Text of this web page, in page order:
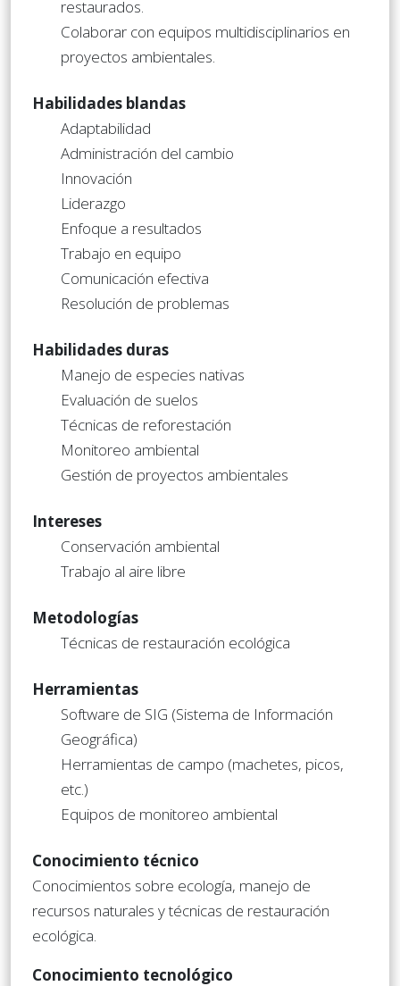
restaurados.
Colaborar con equipos multidisciplinarios en
proyectos ambientales.
Habilidades blandas
Adaptabilidad
Administración del cambio
Innovación
Liderazgo
Enfoque a resultados
Trabajo en equipo
Comunicación efectiva
Resolución de problemas
Habilidades duras
Manejo de especies nativas
Evaluación de suelos
Técnicas de reforestación
Monitoreo ambiental
Gestión de proyectos ambientales
Intereses
Conservación ambiental
Trabajo al aire libre
Metodologías
Técnicas de restauración ecológica
Herramientas
Software de SIG (Sistema de Información
Geográfica)
Herramientas de campo (machetes, picos,
etc.)
Equipos de monitoreo ambiental
Conocimiento técnico
Conocimientos sobre ecología, manejo de
recursos naturales y técnicas de restauración
ecológica.
Conocimiento tecnológico